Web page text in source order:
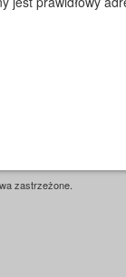
zastrzeżone.